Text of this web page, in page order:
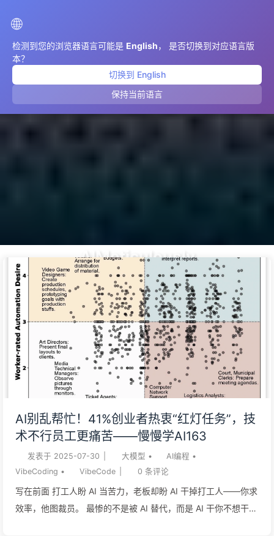
🌐
检测到您的浏览器语言可能是 English， 是否切换到对应语言版
本？
切换到 English
保持当前语言
AIMeticulously
AI别乱帮忙！41%创业者热衷“红灯任务”，技
术不行员工更痛苦——慢慢学AI163
发表于 2025-07-30 大模型 • AI编程 •
VibeCoding • VibeCode 0 条评论
写在前面 打工人盼 AI 当苦力，老板却盼 AI 干掉打工人——你求
效率，他图裁员。 最惨的不是被 AI 替代，而是 AI 干你不想干